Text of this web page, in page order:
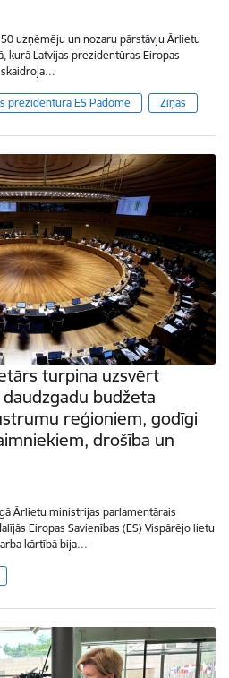
uzņēmēju un nozaru pārstāvju Ārlietu
kurā Latvijas prezidentūras Eiropas
skaidroja…
prezidentūra ES Padomē Ziņas
turpina uzsvērt
budžeta
reģioniem, godīgi
drošība un
Ārlietu ministrijas parlamentārais
Eiropas Savienības (ES) Vispārējo lietu
kārtībā bija…